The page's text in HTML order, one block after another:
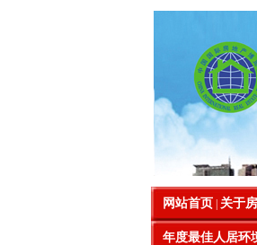
网站首页 关于
年度最佳人居环